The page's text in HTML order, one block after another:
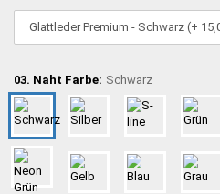
03. Naht Farbe: Schwarz